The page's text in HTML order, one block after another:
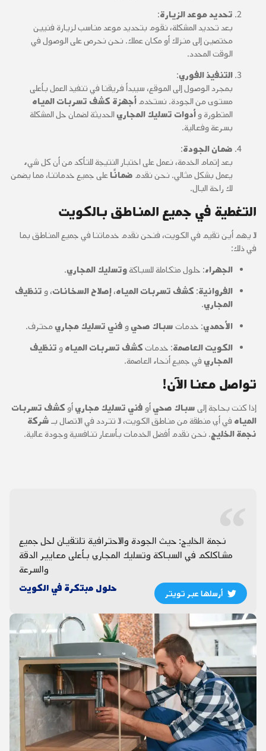
تحديد موعد الزيارة:
بعد تحديد المشكلة، نقوم بتحديد موعد مناسب لزيارة فنيين
مختصين إلى منزلك أو مكان عملك. نحن نحرص على الوصول في
الوقت المحدد.
التنفيذ الفوري:
بمجرد الوصول إلى الموقع، سيبدأ فريقنا في تنفيذ العمل بأعلى
مستوى من الجودة. نستخدمأجهزة كشف تسربات المياه
المتطورة وأدوات تسليك المجاريالحديثة لضمان حل المشكلة
بسرعة وفعالية.
ضمان الجودة:
بعد إتمام الخدمة، نعمل على اختبار النتيجة للتأكد من أن كل شيء
يعمل بشكل مثالي. نحن نقدم ضمانًاعلى جميع خدماتنا، مما يضمن
لك راحة البال.
التغطية في جميع المناطق بالكويت
لا يهم أين تقيم في الكويت، فنحن نقدم خدماتنا في جميع المناطق بما
في ذلك:
الجهراء: حلول متكاملة للسباكةوتسليك المجاري.
الفروانية: كشف تسربات المياه،إصلاح السخانات، و تنظيف
المجاري.
الأحمدي: خدماتسباك صحيو فني تسليك مجاريمحترف.
الكويت العاصمة: خدماتكشف تسربات المياهو تنظيف
المجاري في جميع أنحاء العاصمة.
تواصل معنا الآن!
إذا كنت بحاجة إلىسباك صحيأو فني تسليك مجاريأو كشف تسربات
المياه في أي منطقة من مناطق الكويت، لا تتردد في الاتصال بـشركة
نجمة الخليج. نحن نقدم أفضل الخدمات بأسعار تنافسية وجودة عالية.
نجمة الخليج: حيث الجودة والاحترافية تلتقيان لحل جميع
مشاكلكم في السباكة وتسليك المجاري بأعلى معايير الدقة
والسرعة
حلول مبتكرة في الكويت أرسلها عبر تويتر